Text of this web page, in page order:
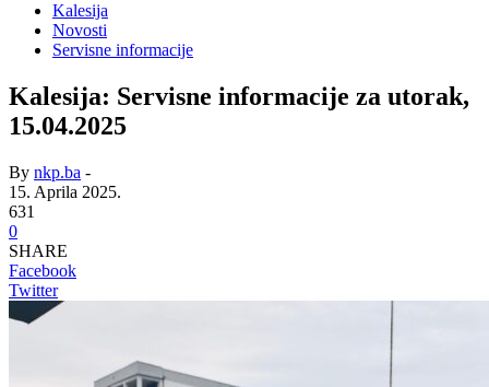
Kalesija
Novosti
Servisne informacije
Kalesija: Servisne informacije za utorak,
15.04.2025
By nkp.ba -
15. Aprila 2025.
631
0
SHARE
Facebook
Twitter